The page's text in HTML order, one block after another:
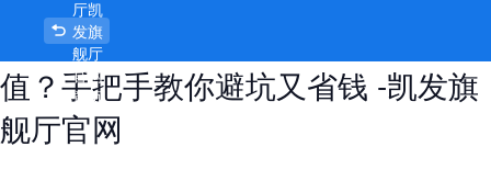
厦门火车站后面的小巷子，到底值不
值？手把手教你避坑又省钱 -凯发旗
舰厅官网
厅凯
发旗
舰厅
官网
首页